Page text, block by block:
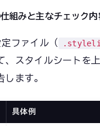
みと主なチェック内
ファイル（
、スタイルシートを
します。
具体例